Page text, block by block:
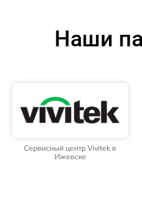
Наши
Сервисный центр Vivitek в
Ижевске